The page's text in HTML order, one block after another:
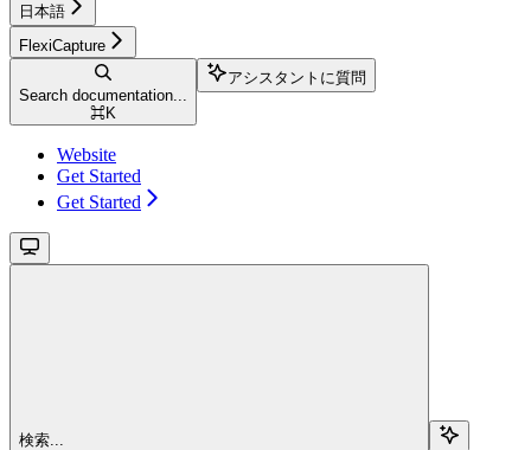
日本語
FlexiCapture
Search documentation...
⌘K
アシスタントに質問
Website
Get Started
Get Started
検索...